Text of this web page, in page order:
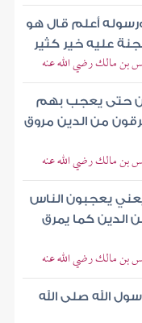
ورسوله أعلم قال هو
عليه خير كثير
بن مالك رضي الله عنه
حتى يعجب بهم
من الدين مروق
بن مالك رضي الله عنه
يعجبون الناس
كما يمرق
بن مالك رضي الله عنه
الله صلى الله